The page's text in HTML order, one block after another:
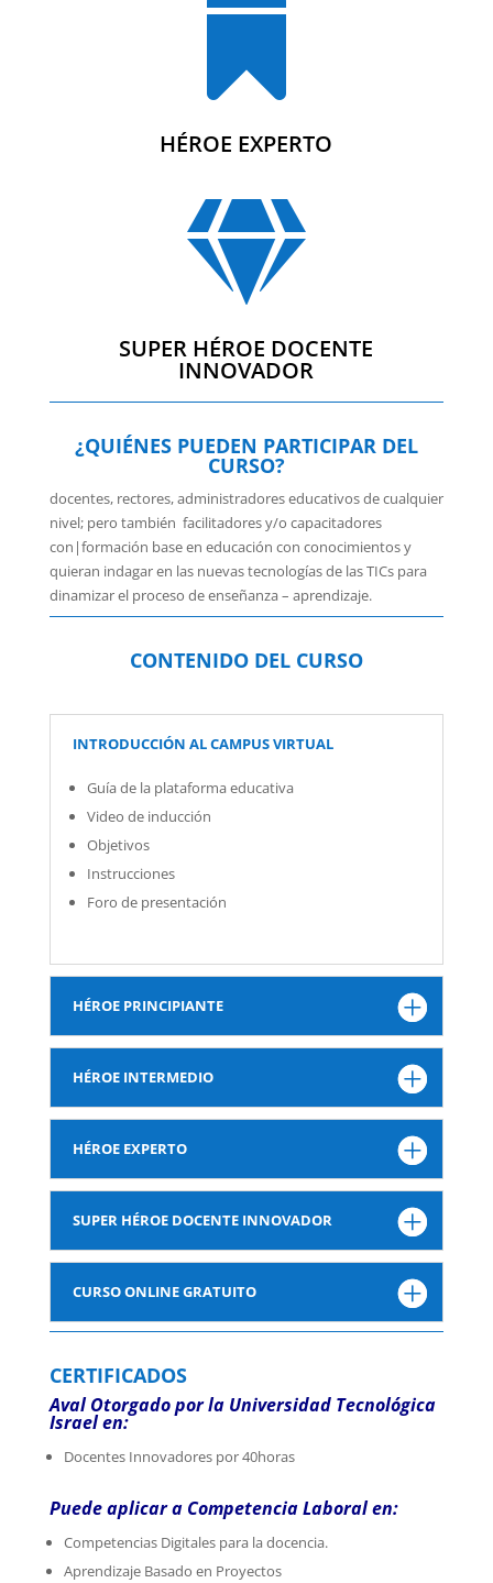

HÉROE EXPERTO

SUPER HÉROE DOCENTE
INNOVADOR
¿QUIÉNES PUEDEN PARTICIPAR DEL
CURSO?
docentes, rectores, administradores educativos de cualquier
nivel; pero también facilitadores y/o capacitadores
con|formación base en educación con conocimientos y
quieran indagar en las nuevas tecnologías de las TICs para
dinamizar el proceso de enseñanza – aprendizaje.
CONTENIDO DEL CURSO
INTRODUCCIÓN AL CAMPUS VIRTUAL
Guía de la plataforma educativa
Video de inducción
Objetivos
Instrucciones
Foro de presentación
HÉROE PRINCIPIANTE
HÉROE INTERMEDIO
HÉROE EXPERTO
SUPER HÉROE DOCENTE INNOVADOR
CURSO ONLINE GRATUITO
CERTIFICADOS
Aval Otorgado por la Universidad Tecnológica
Israel en:
Docentes Innovadores por 40horas
Puede aplicar a Competencia Laboral en:
Competencias Digitales para la docencia.
Aprendizaje Basado en Proyectos